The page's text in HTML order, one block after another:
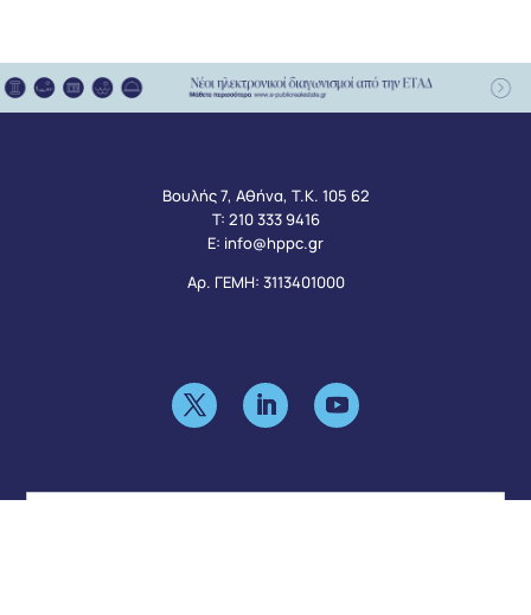
Βουλής 7, Αθήνα, Τ.Κ. 105 62
Τ: 210 333 9416
Ε: info@hppc.gr
Αρ. ΓΕΜΗ: 3113401000